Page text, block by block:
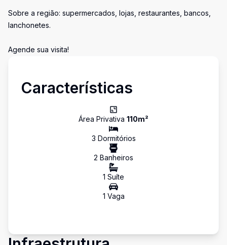
Sobre a região: supermercados, lojas, restaurantes, bancos,
lanchonetes.
Agende sua visita!
Características
Área Privativa 110m²
3 Dormitórios
2 Banheiros
1 Suíte
1 Vaga